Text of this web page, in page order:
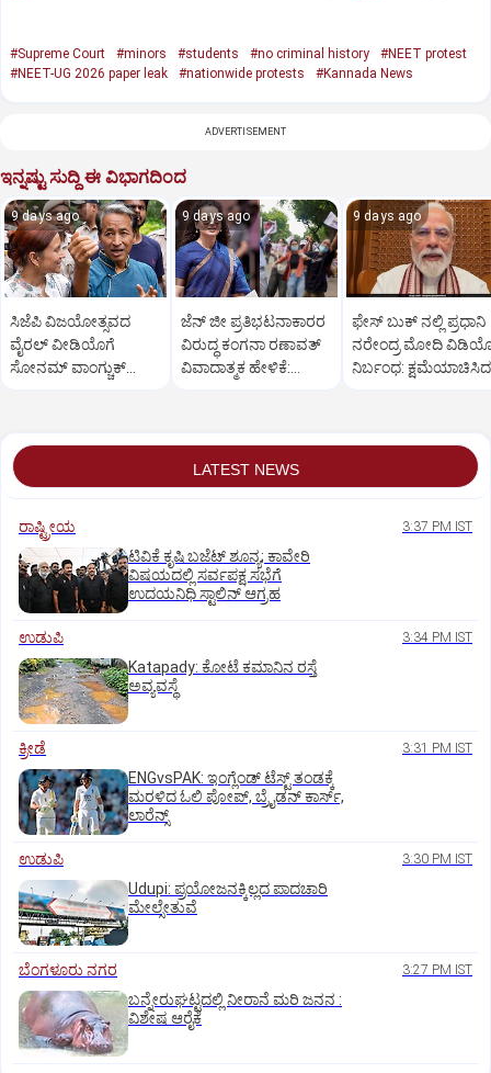
#Supreme Court #minors #students #no criminal history
#NEET protest
#NEET-UG 2026 paper leak
#nationwide protests #Kannada News
ADVERTISEMENT
ಇನ್ನಷ್ಟು ಸುದ್ದಿ ಈ ವಿಭಾಗದಿಂದ
9 days ago
ಸಿಜೆಪಿ ವಿಜಯೋತ್ಸವದ
ವೈರಲ್ ವೀಡಿಯೊಗೆ
ಸೋನಮ್ ವಾಂಗ್ಚುಕ್
9 days ago
ಜೆನ್ ಜೀ ಪ್ರತಿಭಟನಾಕಾರರ
ವಿರುದ್ಧ ಕಂಗನಾ ರಣಾವತ್
ವಿವಾದಾತ್ಮಕ ಹೇಳಿಕೆ:
9 days ago
ಫೇಸ್‌ ಬುಕ್ ನಲ್ಲಿ ಪ್ರಧಾನಿ
ನರೇಂದ್ರ ಮೋದಿ
ನಿರ್ಬಂಧ: ಕ್ಷಮೆಯಾಚಿಸಿದ
LATEST NEWS
ರಾಷ್ಟ್ರೀಯ 3:37 PM IST
ಟಿವಿಕೆ ಕೃಷಿ ಬಜೆಟ್ ಶೂನ್ಯ; ಕಾವೇರಿ
ವಿಷಯದಲ್ಲಿ ಸರ್ವಪಕ್ಷ ಸಭೆಗೆ
ಉದಯನಿಧಿ ಸ್ಟಾಲಿನ್ ಆಗ್ರಹ
ಉಡುಪಿ 3:34 PM IST
Katapady: ಕೋಟೆ ಕಮಾನಿನ ರಸ್ತೆ
ಅವ್ಯವಸ್ಥೆ
ಕ್ರೀಡೆ 3:31 PM IST
ENGvsPAK: ಇಂಗ್ಲೆಂಡ್‌ ಟೆಸ್ಟ್‌ ತಂಡಕ್ಕೆ
ಮರಳಿದ ಓಲಿ ಪೋಪ್, ಬ್ರೈಡನ್ ಕಾರ್ಸ್,
ಲಾರೆನ್ಸ್
ಉಡುಪಿ 3:30 PM IST
Udupi: ಪ್ರಯೋಜನಕ್ಕಿಲ್ಲದ ಪಾದಚಾರಿ
ಮೇಲ್ಸೇತುವೆ
ಬೆಂಗಳೂರು ನಗರ 3:27 PM IST
ಬನ್ನೇರುಘಟ್ಟದಲ್ಲಿ ನೀರಾನೆ ಮರಿ ಜನನ :
ವಿಶೇಷ ಆರೈಕೆ